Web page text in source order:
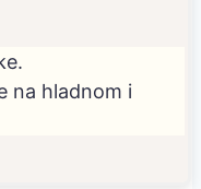
na hladnom i